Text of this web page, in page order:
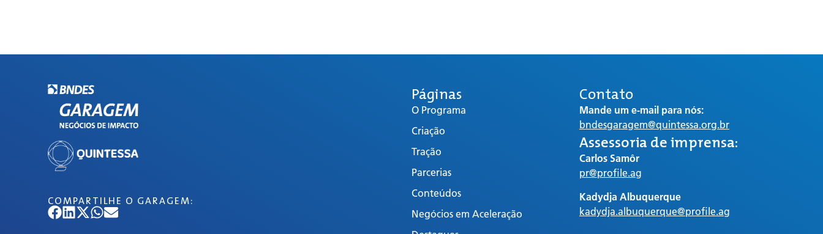
COMPARTILHE O GARAGEM:
Páginas
O Programa
Criação
Tração
Parcerias
Conteúdos
Negócios em Aceleração
Contato
Mande um e-mail para nós:
bndesgaragem@quintessa.org.br
Assessoria de imprensa:
Carlos Samôr
pr@profile.ag
Kadydja Albuquerque
kadydja.albuquerque@profile.ag